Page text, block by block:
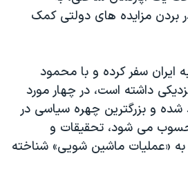
بردن مزایده های دولتی کمک
ایران سفر کرده و با محمود
داشته است، در چهار مورد
شده و بزرگترین چهره سیاسی در
می شود، تحقیقات و
«عملیات ماشین شویی» شناخته